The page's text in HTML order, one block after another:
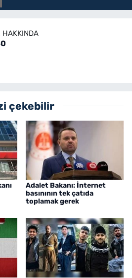
HAKKINDA
çekebilir
Adalet Bakanı: İnternet
basınının tek çatıda
toplamak gerek